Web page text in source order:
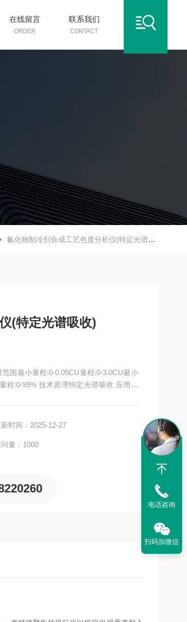
在线留言
ORDER
联系我们
CONTACT
氟化物制冷剂合成工艺色度分析仪(特定光谱吸收)
(特定光谱吸收)
谱吸收 应用领
时间：2025-12-27
量：1000
电话咨询
扫码加微信